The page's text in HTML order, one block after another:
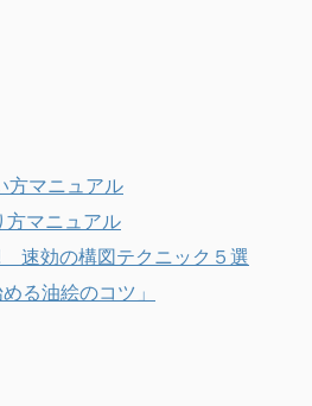
方マニュアル
方マニュアル
速効の構図テクニック５選
る油絵のコツ」